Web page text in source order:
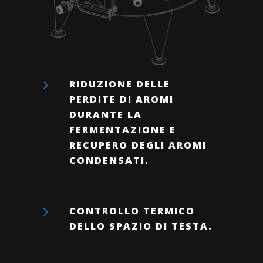
RIDUZIONE DELLE
PERDITE DI AROMI
DURANTE LA
FERMENTAZIONE E
RECUPERO DEGLI AROMI
CONDENSATI.
CONTROLLO TERMICO
DELLO SPAZIO DI TESTA.